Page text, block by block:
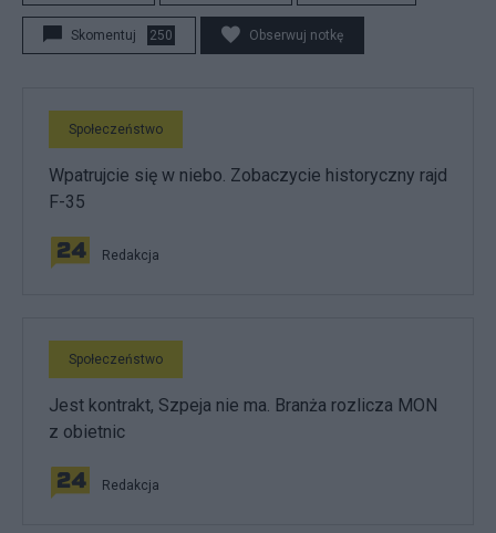
Skomentuj 250 Obserwuj notkę
Społeczeństwo
Wpatrujcie się w niebo. Zobaczycie historyczny rajd
F-35
Redakcja
Społeczeństwo
Jest kontrakt, Szpeja nie ma. Branża rozlicza MON
z obietnic
Redakcja